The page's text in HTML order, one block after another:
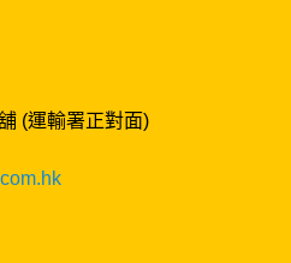
(運輸署正對面)